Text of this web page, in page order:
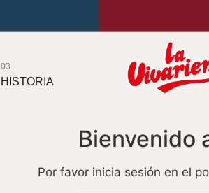
03
HISTORIA
Bienvenido
Por favor inicia sesión en el